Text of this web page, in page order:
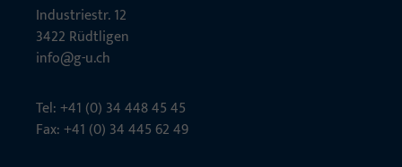
Indu­s­triestr. 12
3422 Rüdt­ligen
info@g-u.ch
Tel: +41 (0) 34 448 45 45
Fax: +41 (0) 34 445 62 49